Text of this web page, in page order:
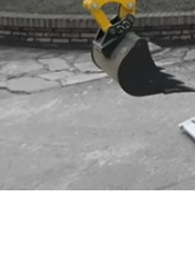
Click to enlarge